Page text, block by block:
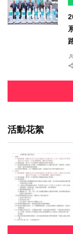
活動花絮